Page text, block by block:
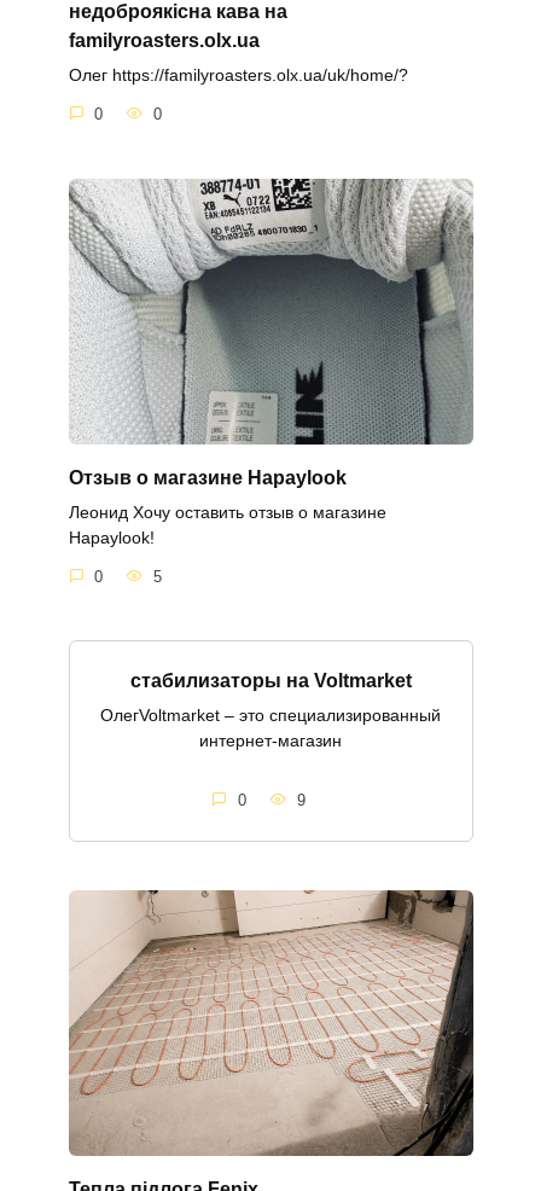
недоброякісна кава на
familyroasters.olx.ua
Олег https://familyroasters.olx.ua/uk/home/?
0 0
Отзыв о магазине Hapaylook
Леонид Хочу оставить отзыв о магазине
Hapaylook!
0 5
стабилизаторы на Voltmarket
ОлегVoltmarket – это специализированный
интернет-магазин
0 9